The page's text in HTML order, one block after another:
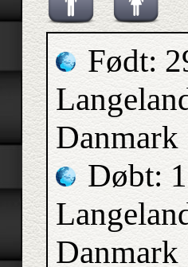
Født:
Danmark
Døbt:
Danmark